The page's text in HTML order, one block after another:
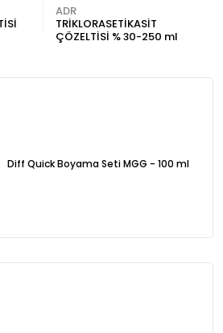
ADR
TRİKLORASETİKASİT
ÇÖZELTİSİ % 30-250 ml
Diff Quick Boyama Seti MGG - 100 ml